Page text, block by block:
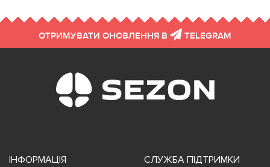
ОТРИМУВАТИ ОНОВЛЕННЯ В TELEGRAM
ІНФОРМАЦІЯ СЛУЖБА ПІДТРИМКИ